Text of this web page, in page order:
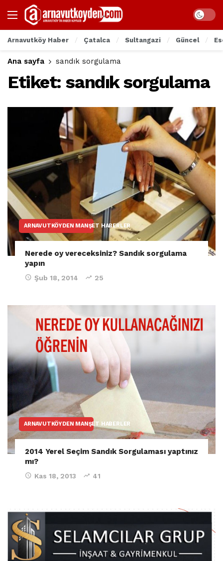
Arnavutköy Haber Çatalca Sultangazi Güncel
Ana sayfa sandık sorgulama
Etiket: sandık sorgulama
ARNAVUTKÖYDEN MANŞET HABERLER
Nerede oy vereceksiniz? Sandık sorgulama
yapın
Şub 18, 2014 25
ARNAVUTKÖYDEN MANŞET HABERLER
2014 Yerel Seçim Sandık Sorgulaması yaptınız
mı?
Kas 18, 2013 41